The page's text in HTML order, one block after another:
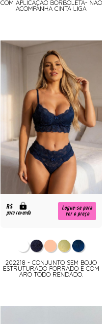
COM APLICAÇÃO BORBOLETA- NAO
ACOMPANHA CINTA LIGA
R$
para revenda
Logue-se para
ver o preço
202218 - CONJUNTO SEM BOJO
ESTRUTURADO FORRADO E COM
ARO TODO RENDADO.